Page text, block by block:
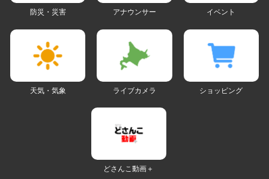
防災・災害 アナウンサー イベント
天気・気象 ライブカメラ ショッピング
どさんこ動画＋